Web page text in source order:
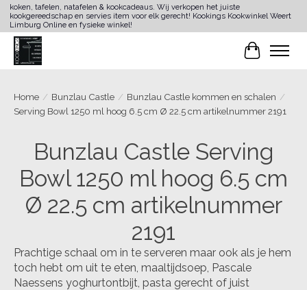
koken, tafelen, natafelen & kookcadeaus. Wij verkopen het juiste
kookgereedschap en servies item voor elk gerecht! Kookings Kookwinkel Weert
Limburg Online en fysieke winkel!
Home / Bunzlau Castle / Bunzlau Castle kommen en schalen /
Serving Bowl 1250 ml hoog 6.5 cm Ø 22.5 cm artikelnummer 2191
Bunzlau Castle Serving
Bowl 1250 ml hoog 6.5 cm
Ø 22.5 cm artikelnummer
2191
Prachtige schaal om in te serveren maar ook als je hem
toch hebt om uit te eten, maaltijdsoep, Pascale
Naessens yoghurtontbijt, pasta gerecht of juist